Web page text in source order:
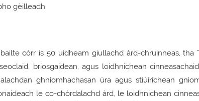
gèilleadh.
còrr is 50 uidheam giullachd àrd-chruinneas, tha
briosgaidean, agus loidhnichean
ghnìomhachasan ùra agus stiùirichean
le co-chòrdalachd àrd, le loidhnichean